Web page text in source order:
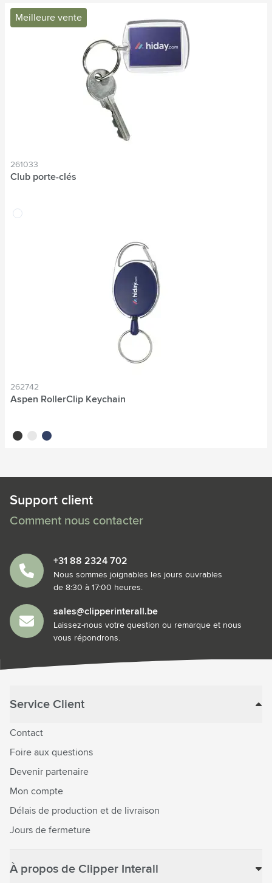
Meilleure vente
261033
Club porte-clés
translucide
262742
Aspen RollerClip Keychain
noir blancbleu
Support client
Comment nous contacter
+31 88 2324 702
Nous sommes joignables les jours ouvrables
de 8:30 à 17:00 heures.
sales@clipperinterall.be
Laissez-nous votre question ou remarque et nous
vous répondrons.
Service Client
Contact
Foire aux questions
Devenir partenaire
Mon compte
Délais de production et de livraison
Jours de fermeture
À propos de Clipper Interall